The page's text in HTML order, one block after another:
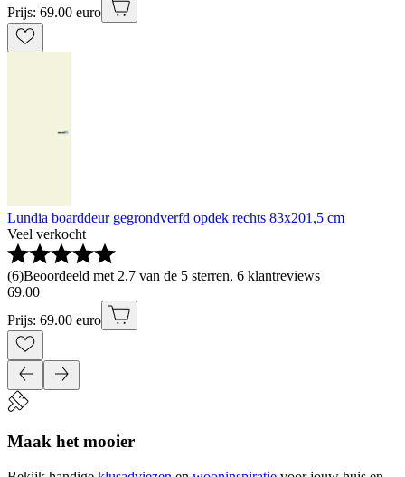
Prijs: 69.00 euro
Lundia boarddeur gegrondverfd opdek rechts 83x201,5 cm
Veel verkocht
(6)Beoordeeld met 2.7 van de 5 sterren, 6 klantreviews
69.00
Prijs: 69.00 euro
Maak het mooier